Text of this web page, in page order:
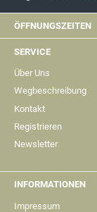
ÖFFNUNGSZEITEN
SERVICE
Über Uns
Wegbeschreibung
Kontakt
Registrieren
Newsletter
INFORMATIONEN
Impressum